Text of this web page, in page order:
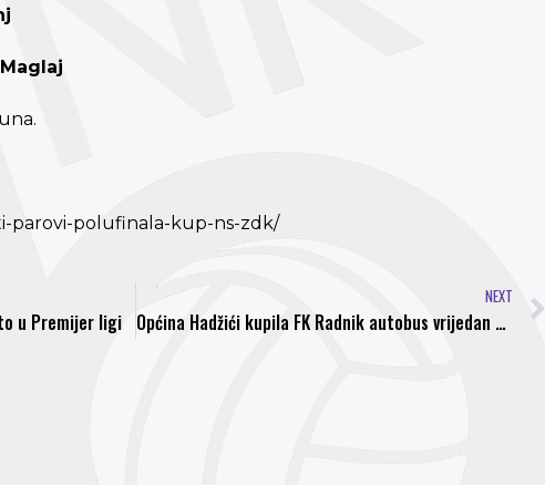
parovi-polufinala-kup-ns-zdk/
u Premijer ligi
NEXT
Općina Hadžići kupila FK Radnik autobus vrijedan 40.000 KM